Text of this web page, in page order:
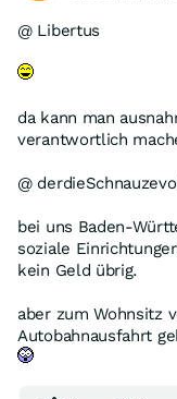
@ Libertus
da kann man
verantwortlich
@
bei uns Baden-
soziale
kein Geld übrig.
aber zum Wohnsitz
Autobahnausfahrt